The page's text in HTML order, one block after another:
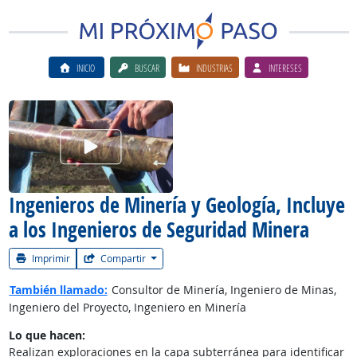
INICIO BUSCAR INDUSTRIAS INTERESES
Ingenieros de Minería y Geología, Incluye
a los Ingenieros de Seguridad Minera
Imprimir Compartir
Ver el vίdeo de la carrera
También llamado: Consultor de Minería, Ingeniero de Minas,
Ingeniero del Proyecto, Ingeniero en Minería
Lo que hacen:
Realizan exploraciones en la capa subterránea para identificar